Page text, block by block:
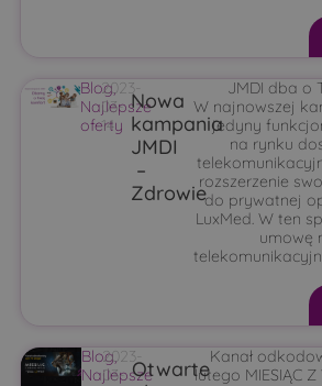
Blog,
Najlepsze
oferty
2023-
03-
14
Nowa
kampania
JMDI
–
Zdrowie
JMDI dba o
W najnowszej
jedyny
na rynku
rozszerzenie
do prywatnej
LuxMed. W ten
umowę
Blog
Najlepsze
2023-
03- OtwarteKanał
lutego MIESIĄC Z